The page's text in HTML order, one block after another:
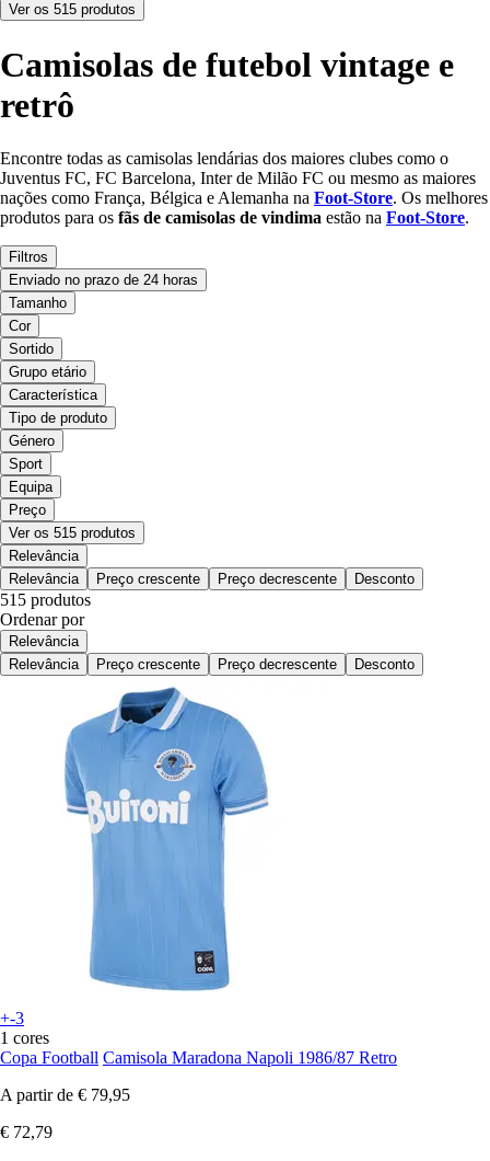
Ver os 515 produtos
Camisolas de futebol vintage e
retrô
Encontre todas as camisolas lendárias dos maiores clubes como o
Juventus FC, FC Barcelona, Inter de Milão FC ou mesmo as maiores
nações como França, Bélgica e Alemanha na Foot-Store. Os melhores
produtos para os fãs de camisolas de vindima estão na Foot-Store.
Filtros
Enviado no prazo de 24 horas
Tamanho
Cor
Sortido
Grupo etário
Característica
Tipo de produto
Género
Sport
Equipa
Preço
Ver os 515 produtos
Relevância
Relevância
Preço crescente Preço decrescente Desconto
515 produtos
Ordenar por
Relevância
Relevância
Preço crescente Preço decrescente Desconto
+-3
1 cores
Copa Football Camisola Maradona Napoli 1986/87 Retro
A partir de € 79,95
€ 72,79